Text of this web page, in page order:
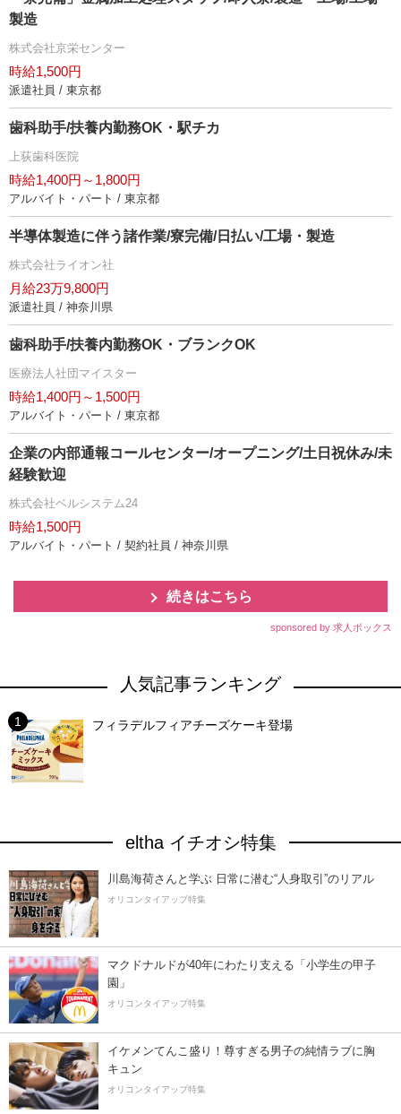
製造
株式会社京栄センター
時給1,500円
派遣社員 / 東京都
歯科助手/扶養内勤務OK・駅チカ
上荻歯科医院
時給1,400円～1,800円
アルバイト・パート / 東京都
半導体製造に伴う諸作業/寮完備/日払い/工場・製造
株式会社ライオン社
月給23万9,800円
派遣社員 / 神奈川県
歯科助手/扶養内勤務OK・ブランクOK
医療法人社団マイスター
時給1,400円～1,500円
アルバイト・パート / 東京都
企業の内部通報コールセンター/オープニング/土日祝休み/未
経験歓迎
株式会社ベルシステム24
時給1,500円
アルバイト・パート / 契約社員 / 神奈川県
続きはこちら
sponsored by 求人ボックス
人気記事ランキング
フィラデルフィアチーズケーキ登場
eltha イチオシ特集
川島海荷さんと学ぶ 日常に潜む“人身取引”のリアル
オリコンタイアップ特集
マクドナルドが40年にわたり支える「小学生の甲子
園」
オリコンタイアップ特集
イケメンてんこ盛り！尊すぎる男子の純情ラブに胸
キュン
オリコンタイアップ特集